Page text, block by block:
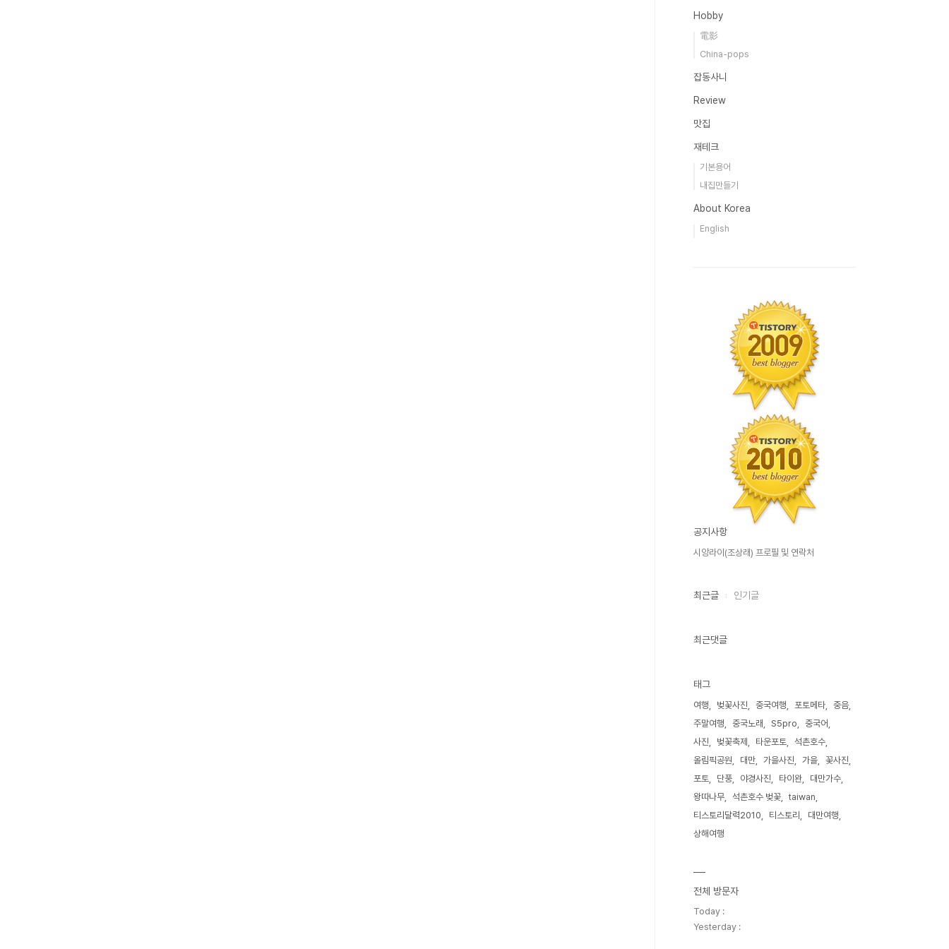
Hobby
電影
China-pops
잡동사니
Review
맛집
재테크
기본용어
내집만들기
About Korea
English
공지사항
시앙라이(조상래) 프로필 및 연락처
최근글 인기글
최근댓글
태그
여행 벚꽃사진 중국여행 포토메타
중음
주말여행
중국노래 S5pro
중국어
사진
벚꽃축제 타운포토
석촌호수
올림픽공원
대만 가을사진 가을
꽃사진
포토
단풍 야경사진 타이완
대만가수
왕따나무
석촌호수 벚꽃
taiwan
티스토리달력2010
티스토리
대만여행
상해여행
전체 방문자
Today :
Yesterday :